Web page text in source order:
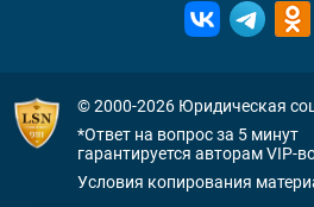
© 2000-2026 Юридическая
*Ответ на вопрос за 5 минут
гарантируется авторам VIP-
Условия копирования